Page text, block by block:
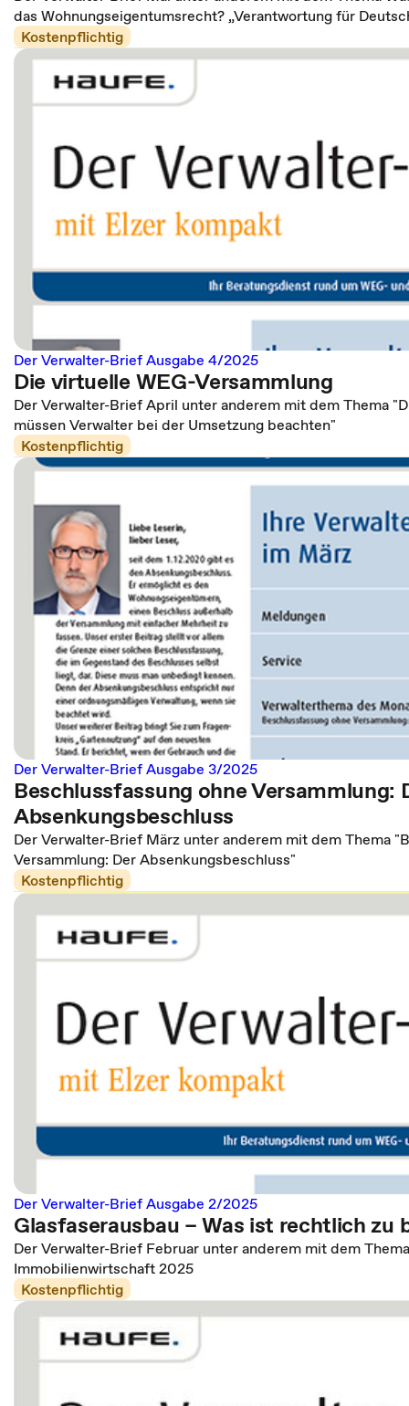
das Wohnungseigentumsrecht? „Verantwortung für
Kostenpflichtig
Der Verwalter-Brief Ausgabe 4/2025
Die virtuelle WEG-Versammlung
Der Verwalter-Brief April unter anderem mit dem Thema
müssen Verwalter bei der Umsetzung beachten"
Kostenpflichtig
Der Verwalter-Brief Ausgabe 3/2025
Beschlussfassung ohne Versammlung:
Absenkungsbeschluss
Der Verwalter-Brief März unter anderem mit dem Thema
Versammlung: Der Absenkungsbeschluss"
Kostenpflichtig
Der Verwalter-Brief Ausgabe 2/2025
Glasfaserausbau – Was ist rechtlich zu
Der Verwalter-Brief Februar unter anderem mit dem
Immobilienwirtschaft 2025
Kostenpflichtig